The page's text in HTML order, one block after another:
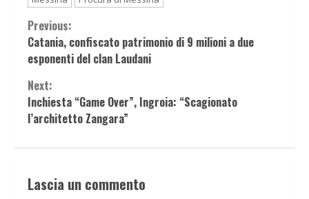
Continue
Reading
Previous:
Catania, confiscato patrimonio di 9 milioni a due
esponenti del clan Laudani
Next:
Inchiesta “Game Over”, Ingroia: “Scagionato
l’architetto Zangara”
Lascia un commento